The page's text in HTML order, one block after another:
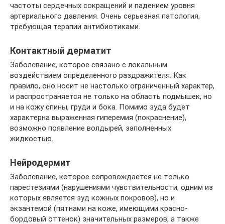
частоты сердечных сокращений и падением уровня
артериального давления. Очень серьезная патология,
требующая терапии антибиотиками.
Контактный дерматит
Заболевание, которое связано с локальным
воздействием определенного раздражителя. Как
правило, оно носит не настолько ограниченный характер,
и распространяется не только на область подмышек, но
и на кожу спины, груди и бока. Помимо зуда будет
характерна выраженная гиперемия (покраснение),
возможно появление волдырей, заполненных
жидкостью.
Нейродермит
Заболевание, которое сопровождается не только
парестезиями (нарушениями чувствительности, одним из
которых является зуд кожных покровов), но и
экзантемой (пятнами на коже, имеющими красно-
бордовый оттенок) значительных размеров, а также